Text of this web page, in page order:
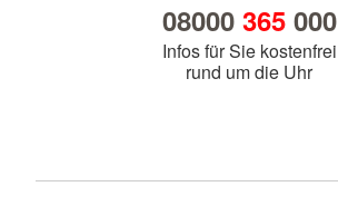
08000 365000
Infos für Sie kostenfrei
rund um die Uhr